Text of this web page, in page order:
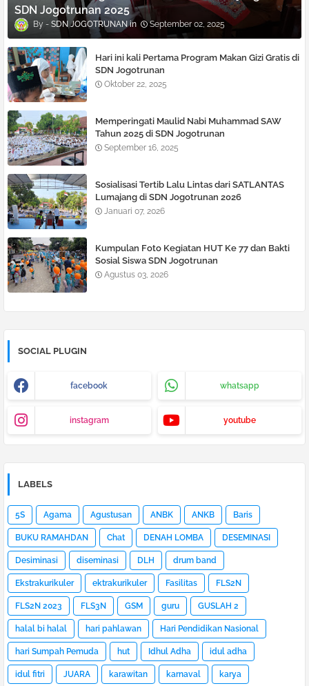
SDN Jogotrunan 2025
SDN JOGOTRUNAN September 02, 2025
Hari ini kali Pertama Program Makan Gizi Gratis di
SDN Jogotrunan
Oktober 22, 2025
Memperingati Maulid Nabi Muhammad SAW
Tahun 2025 di SDN Jogotrunan
September 16, 2025
Sosialisasi Tertib Lalu Lintas dari SATLANTAS
Lumajang di SDN Jogotrunan 2026
Januari 07, 2026
Kumpulan Foto Kegiatan HUT Ke 77 dan Bakti
Sosial Siswa SDN Jogotrunan
Agustus 03, 2026
SOCIAL PLUGIN
facebook whatsapp
instagram youtube
LABELS
5S Agama Agustusan ANBK ANKB Baris
BUKU RAMAHDAN Chat DENAH LOMBA DESEMINASI
Desiminasi diseminasi DLH drum band
Ekstrakurikuler ektrakurikuler Fasilitas FLS2N
FLS2N 2023 FLS3N GSM guru GUSLAH 2
halal bi halal hari pahlawan Hari Pendidikan Nasional
hari Sumpah Pemuda hut Idhul Adha idul adha
idul fitri JUARA karawitan karnaval karya